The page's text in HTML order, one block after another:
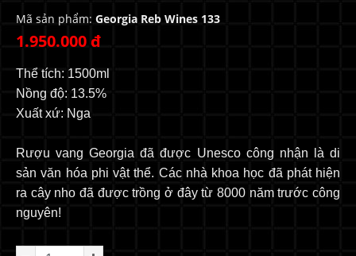
Mã sản phẩm: Georgia Reb Wines 133
1.950.000 đ
Thể tích: 1500ml
Nồng độ: 13.5%
Xuất xứ: Nga
Rượu vang Georgia đã được Unesco công nhận là di
sản văn hóa phi vật thể. Các nhà khoa học đã phát hiện
ra cây nho đã được trồng ở đây từ 8000 năm trước công
nguyên!